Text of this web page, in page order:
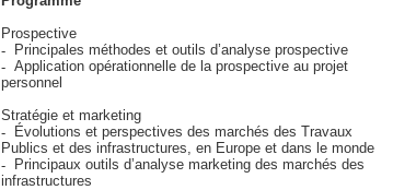
Prospective
Principales méthodes et outils d’analyse prospective
Application opérationnelle de la prospective au projet
personnel
Stratégie et marketing
Évolutions et perspectives des marchés des Travaux
Publics et des infrastructures, en Europe et dans le monde
Principaux outils d’analyse marketing des marchés des
infrastructures